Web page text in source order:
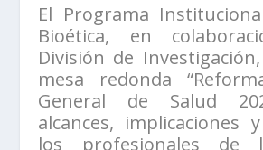
El Programa
Bioética, en
División de
mesa redonda
General de Salud
alcances, implicaciones
los profesionales